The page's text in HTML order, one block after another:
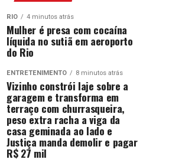
RIO 4 minutos atrás
Mulher é presa com cocaína
líquida no sutiã em aeroporto
do Rio
ENTRETENIMENTO 8 minutos atrás
Vizinho constrói laje sobre a
garagem e transforma em
terraço com churrasqueira,
peso extra racha a viga da
casa geminada ao lado e
Justiça manda demolir e pagar
R$ 27 mil